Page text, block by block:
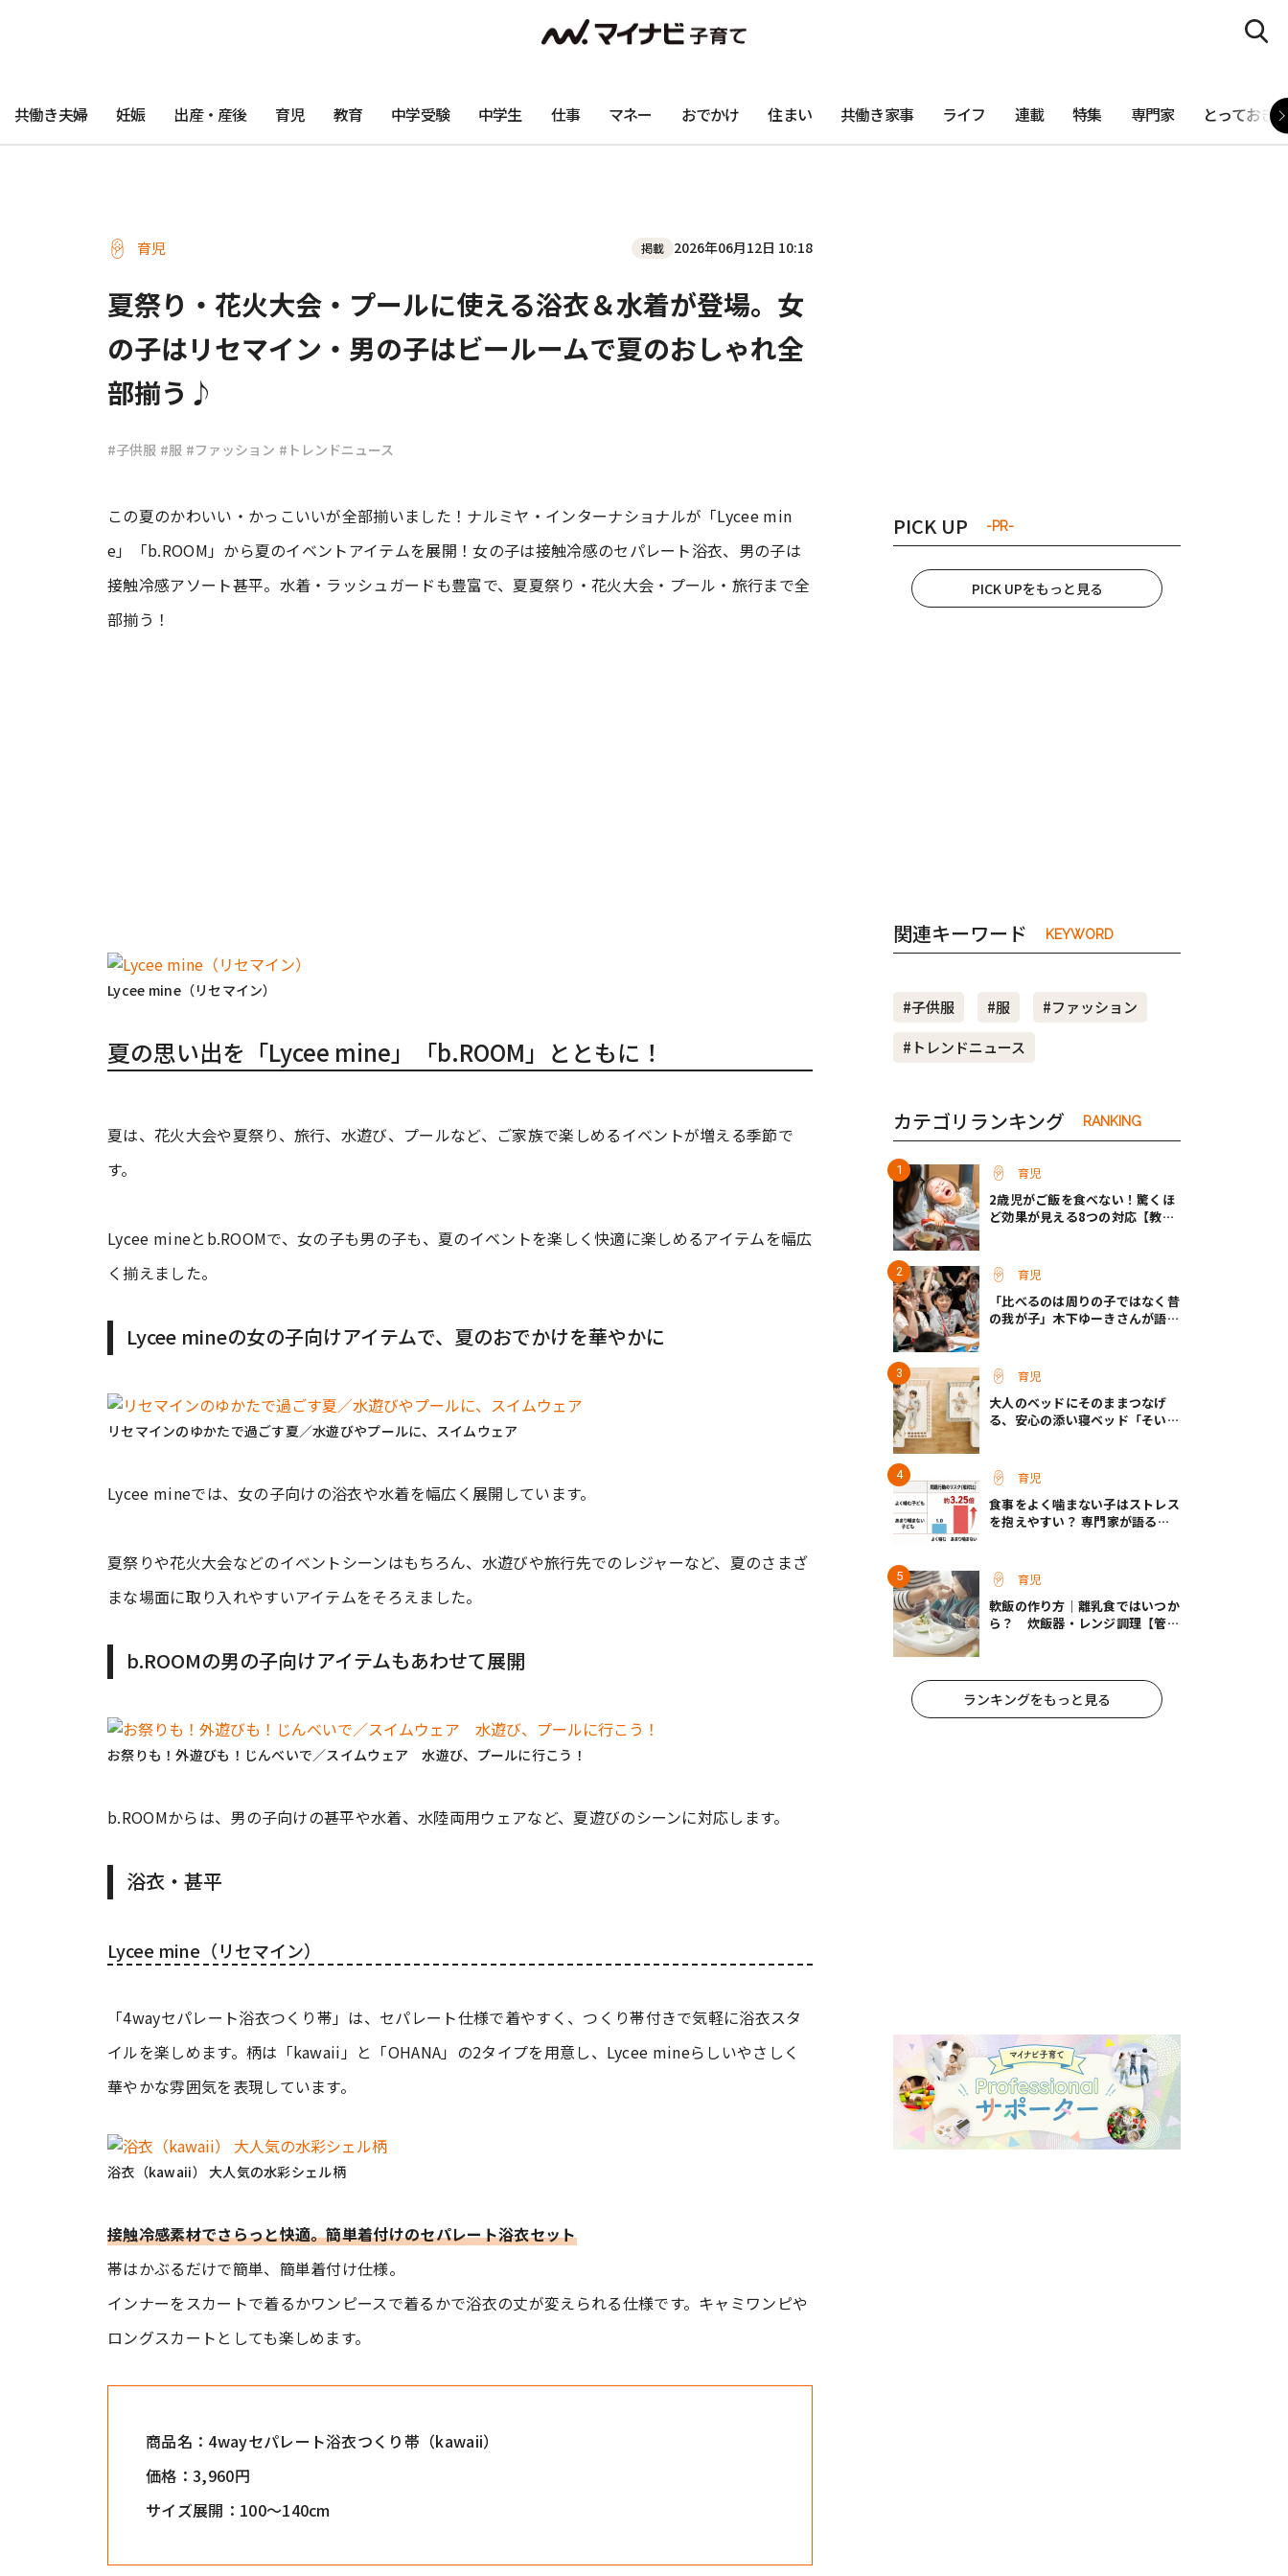
共働き夫婦 妊娠 出産・産後 育児 教育 中学受験 中学生 仕事 マネー おでかけ 住まい 共働き家事 ライフ 連載 特集 専門家 とっておき
育児 掲載 2026年06月12日 10:18
夏祭り・花火大会・プールに使える浴衣＆水着が登場。女
の子はリセマイン・男の子はビールームで夏のおしゃれ全
部揃う♪
#子供服 #服 #ファッション #トレンドニュース
この夏のかわいい・かっこいいが全部揃いました！ナルミヤ・インターナショナルが「Lycee min
e」「b.ROOM」から夏のイベントアイテムを展開！女の子は接触冷感のセパレート浴衣、男の子は
接触冷感アソート甚平。水着・ラッシュガードも豊富で、夏夏祭り・花火大会・プール・旅行まで全
部揃う！
Lycee mine（リセマイン）
夏の思い出を「Lycee mine」「b.ROOM」とともに！
夏は、花火大会や夏祭り、旅行、水遊び、プールなど、ご家族で楽しめるイベントが増える季節で
す。
Lycee mineとb.ROOMで、女の子も男の子も、夏のイベントを楽しく快適に楽しめるアイテムを幅広
く揃えました。
Lycee mineの女の子向けアイテムで、夏のおでかけを華やかに
リセマインのゆかたで過ごす夏／水遊びやプールに、スイムウェア
Lycee mineでは、女の子向けの浴衣や水着を幅広く展開しています。
夏祭りや花火大会などのイベントシーンはもちろん、水遊びや旅行先でのレジャーなど、夏のさまざ
まな場面に取り入れやすいアイテムをそろえました。
b.ROOMの男の子向けアイテムもあわせて展開
お祭りも！外遊びも！じんべいで／スイムウェア 水遊び、プールに行こう！
b.ROOMからは、男の子向けの甚平や水着、水陸両用ウェアなど、夏遊びのシーンに対応します。
浴衣・甚平
Lycee mine（リセマイン）
「4wayセパレート浴衣つくり帯」は、セパレート仕様で着やすく、つくり帯付きで気軽に浴衣スタ
イルを楽しめます。柄は「kawaii」と「OHANA」の2タイプを用意し、Lycee mineらしいやさしく
華やかな雰囲気を表現しています。
浴衣（kawaii） 大人気の水彩シェル柄
接触冷感素材でさらっと快適。簡単着付けのセパレート浴衣セット
帯はかぶるだけで簡単、簡単着付け仕様。
インナーをスカートで着るかワンピースで着るかで浴衣の丈が変えられる仕様です。キャミワンピや
ロングスカートとしても楽しめます。
商品名：4wayセパレート浴衣つくり帯（kawaii）
価格：3,960円
サイズ展開：100～140cm
PICK UP -PR-
PICK UPをもっと見る
関連キーワード KEYWORD
#子供服 #服
#ファッション
#トレンドニュース
カテゴリランキング RANKING
育児
2歳児がご飯を食べない！驚くほ
ど効果が見える8つの対応【教え
育児
「比べるのは周りの子ではなく昔
の我が子」木下ゆーきさんが語っ
育児
大人のベッドにそのままつなげ
る、安心の添い寝ベッド「そいね
育児
食事をよく噛まない子はストレス
を抱えやすい？ 専門家が語る、
育児
軟飯の作り方｜離乳食ではいつか
ら？ 炊飯器・レンジ調理【管理
ランキングをもっと見る